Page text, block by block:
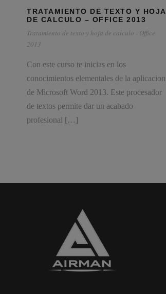
TRATAMIENTO DE TEXTO Y HOJA
DE CALCULO – OFFICE 2013
Tratamiento de texto y hoja de calculo - Office
2013
Con este curso te inicias en los
conocimientos elementales de la aplicacion
de Microsoft Word 2013. Este procesador
de textos permite dar un acabado
profesional […]